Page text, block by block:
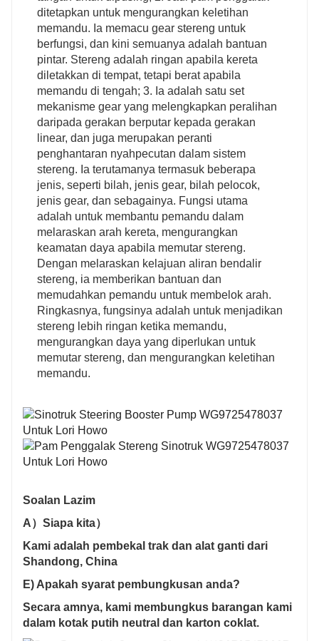
ditetapkan untuk mengurangkan keletihan
memandu. Ia memacu gear stereng untuk
berfungsi, dan kini semuanya adalah bantuan
pintar. Stereng adalah ringan apabila kereta
diletakkan di tempat, tetapi berat apabila
memandu di tengah; 3. Ia adalah satu set
mekanisme gear yang melengkapkan peralihan
daripada gerakan berputar kepada gerakan
linear, dan juga merupakan peranti
penghantaran nyahpecutan dalam sistem
stereng. Ia terutamanya termasuk beberapa
jenis, seperti bilah, jenis gear, bilah pelocok,
jenis gear, dan sebagainya. Fungsi utama
adalah untuk membantu pemandu dalam
melaraskan arah kereta, mengurangkan
keamatan daya apabila memutar stereng.
Dengan melaraskan kelajuan aliran bendalir
stereng, ia memberikan bantuan dan
memudahkan pemandu untuk membelok arah.
Ringkasnya, fungsinya adalah untuk menjadikan
stereng lebih ringan ketika memandu,
mengurangkan daya yang diperlukan untuk
memutar stereng, dan mengurangkan keletihan
memandu.
Soalan Lazim
A）Siapa kita）
Kami adalah pembekal trak dan alat ganti dari
Shandong, China
E) Apakah syarat pembungkusan anda?
Secara amnya, kami membungkus barangan kami
dalam kotak putih neutral dan karton coklat.